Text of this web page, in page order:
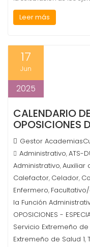
Leer más
17
Jun
2025
CALENDARIO
OPOSICIONES
Gestor
Administrativo,ATS-
Administrativo,Auxiliar
Calefactor, Celador,
Enfermero,
la Función
OPOSICIONES -
Servicio Extremeño
Extremeño de Salud 1,